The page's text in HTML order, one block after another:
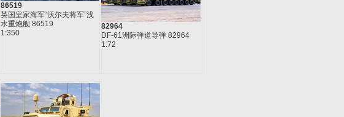
86519
英国皇家海军“沃尔夫将军”浅
水重炮舰 86519
1:350
82964
DF-61洲际弹道导弹 82964
1:72